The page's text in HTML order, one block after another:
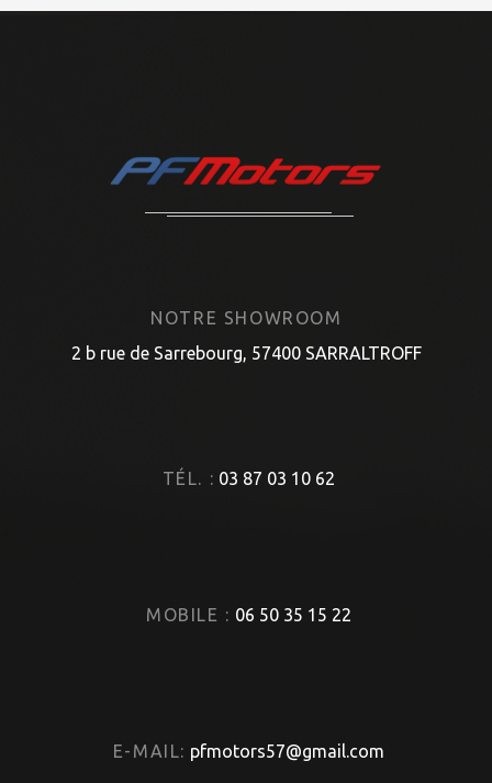
NOTRE SHOWROOM
2 b rue de Sarrebourg, 57400 SARRALTROFF
TÉL. : 03 87 03 10 62
MOBILE : 06 50 35 15 22
E-MAIL: pfmotors57@gmail.com